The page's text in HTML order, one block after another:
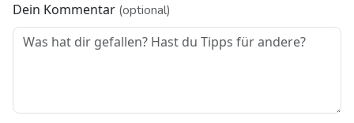
Dein Kommentar (optional)